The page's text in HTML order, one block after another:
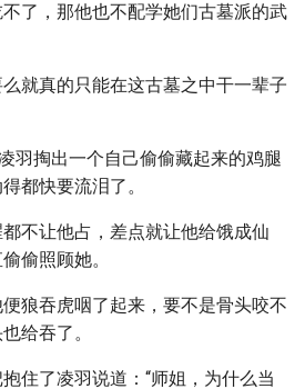
了，那他也不配学她们古墓派的武
就真的只能在这古墓之中干一辈子
羽掏出一个自己偷偷藏起来的鸡腿
都快要流泪了。
不让他占，差点就让他给饿成仙
偷照顾她。
狼吞虎咽了起来，要不是骨头咬不
给吞了。
住了凌羽说道：“师姐，为什么当